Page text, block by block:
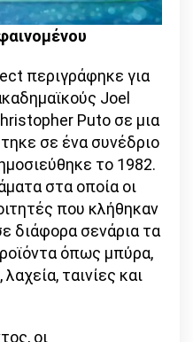
περιγράφηκε για
Joel
Puto σε μια
σε ένα συνέδριο
το 1982.
στα οποία οι
που κλήθηκαν
διάφορα σενάρια τα
όπως μπύρα,
ταινίες και
οι